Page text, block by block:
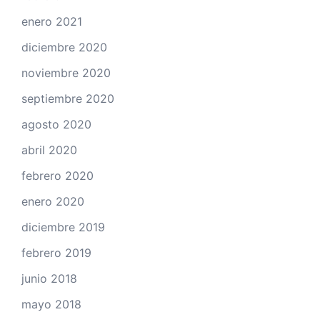
enero 2021
diciembre 2020
noviembre 2020
septiembre 2020
agosto 2020
abril 2020
febrero 2020
enero 2020
diciembre 2019
febrero 2019
junio 2018
mayo 2018